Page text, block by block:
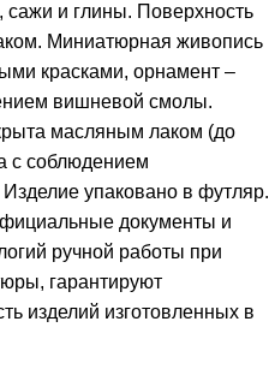
сажи и глины. Поверхность
Миниатюрная живопись
красками, орнамент –
вишневой смолы.
масляным лаком (до
с соблюдением
упаковано в футляр.
документы и
ручной работы при
гарантируют
изделий изготовленных в